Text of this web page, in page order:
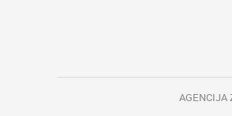
AGENCIJA